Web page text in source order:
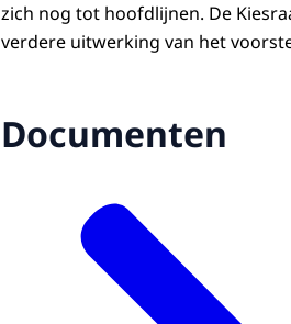
zich nog tot hoofdlijnen. De
verdere uitwerking van het
Documenten